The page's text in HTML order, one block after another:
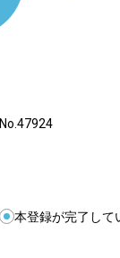
No.47924
本登録が完了して